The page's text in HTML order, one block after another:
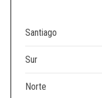
Santiago
Sur
Norte